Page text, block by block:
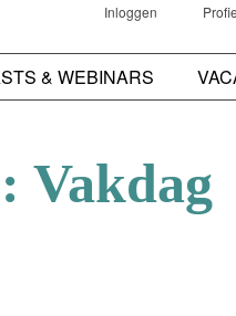
Inloggen
& WEBINARS
Vakdag